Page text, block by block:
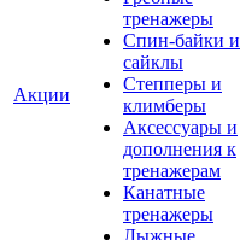
Акции
тренажеры
Спин-байки и
сайклы
Степперы и
климберы
Аксессуары и
дополнения к
тренажерам
Канатные
тренажеры
Лыжные